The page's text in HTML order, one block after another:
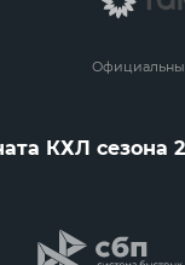
КХЛ сезона